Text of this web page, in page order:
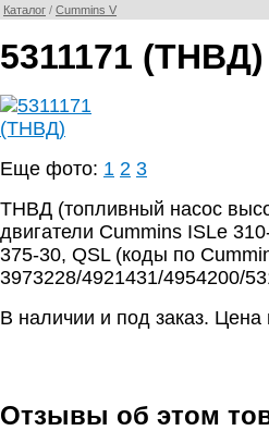
Каталог / Cummins V
5311171 (ТНВД)
Еще фото: 1 2 3
ТНВД (топливный насос
двигатели Cummins ISLe
375-30, QSL (коды по
3973228/4921431/4954200/
В наличии и под заказ. Цена
Отзывы об этом